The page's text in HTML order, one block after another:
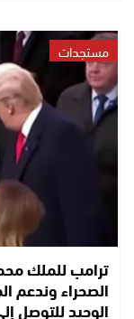
مستجدات
ترامب للملك
الصحراء وندعم
الوحيد للتوصل